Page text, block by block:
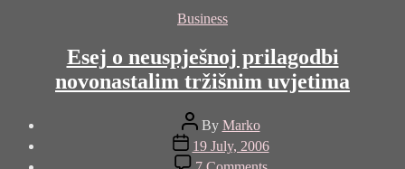
Categories
Business
Esej o neuspješnoj prilagodbi
novonastalim tržišnim uvjetima
Post
author
By Marko
Post
date
19 July, 2006
on